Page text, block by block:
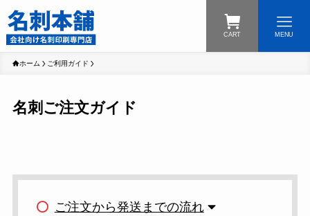
CART MENU
ホーム ご利用ガイド
名刺ご注文ガイド
ご注文から発送までの流れ